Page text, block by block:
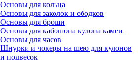
Основы для кольца
Основы для заколок и ободков
Основы для броши
Основы для кабошона кулона камеи
Основы для часов
Шнурки и чокеры на шею для кулонов
и подвесок